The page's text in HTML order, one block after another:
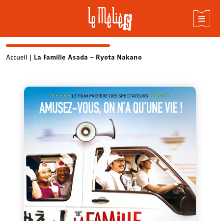
SkipAccueil | La Famille Asada – Ryota Nakano